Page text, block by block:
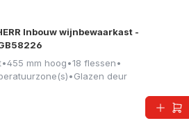
Inbouw wijnbewaarkast -
•455 mm hoog•18 flessen•
•Glazen deur